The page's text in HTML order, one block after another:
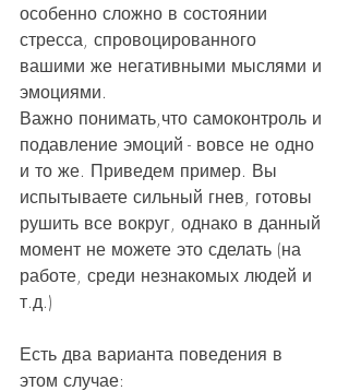
особенно сложно в состоянии
стресса, спровоцированного
вашими же негативными мыслями и
эмоциями.
Важно понимать,что самоконтроль и
подавление эмоций - вовсе не одно
и то же. Приведем пример. Вы
испытываете сильный гнев, готовы
рушить все вокруг, однако в данный
момент не можете это сделать (на
работе, среди незнакомых людей и
т.д.)
Есть два варианта поведения в
этом случае: